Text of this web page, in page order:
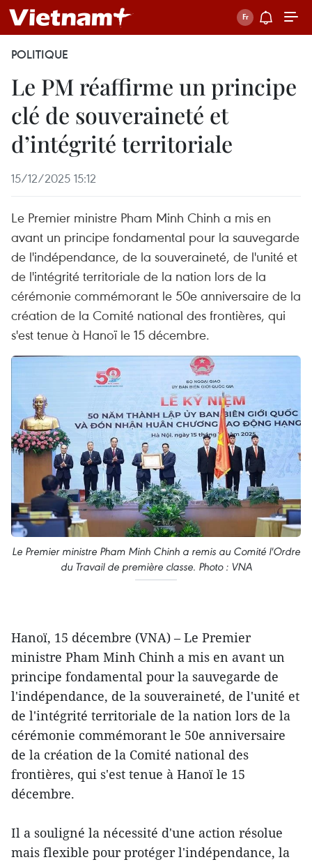
POLITIQUE
Le PM réaffirme un principe
clé de souveraineté et
d’intégrité territoriale
15/12/2025 15:12
Le Premier ministre Pham Minh Chinh a mis en
avant un principe fondamental pour la sauvegarde
de l'indépendance, de la souveraineté, de l'unité et
de l'intégrité territoriale de la nation lors de la
cérémonie commémorant le 50e anniversaire de la
création de la Comité national des frontières, qui
s'est tenue à Hanoï le 15 décembre.
Le Premier ministre Pham Minh Chinh a remis au Comité l'Ordre
du Travail de première classe. Photo : VNA
Hanoï, 15 décembre (VNA) – Le Premier
ministre Pham Minh Chinh a mis en avant un
principe fondamental pour la sauvegarde de
l'indépendance, de la souveraineté, de l'unité et
de l'intégrité territoriale de la nation lors de la
cérémonie commémorant le 50e anniversaire
de la création de la Comité national des
frontières, qui s'est tenue à Hanoï le 15
décembre.
Il a souligné la nécessité d'une action résolue
mais flexible pour protéger l'indépendance, la